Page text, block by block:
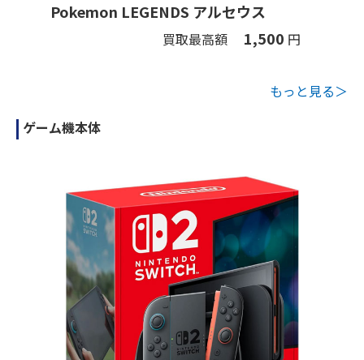
Pokemon LEGENDS アルセウス
買取最高額 1,500 円
もっと見る＞
ゲーム機本体